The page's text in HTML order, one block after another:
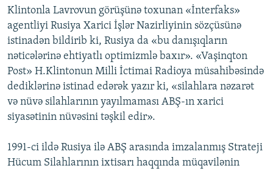
Klintonla Lavrovun görüşünə toxunan «İnterfaks»
agentliyi Rusiya Xarici İşlər Nazirliyinin sözçüsünə
istinadən bildirib ki, Rusiya da «bu danışıqların
nəticələrinə ehtiyatlı optimizmlə baxır». «Vaşinqton
Post» H.Klintonun Milli İctimai Radioya müsahibəsində
dediklərinə istinad edərək yazır ki, «silahlara nəzarət
və nüvə silahlarının yayılmaması ABŞ-ın xarici
siyasətinin nüvəsini təşkil edir».
1991-ci ildə Rusiya ilə ABŞ arasında imzalanmış Strateji
Hücum Silahlarının ixtisarı haqqında müqavilənin